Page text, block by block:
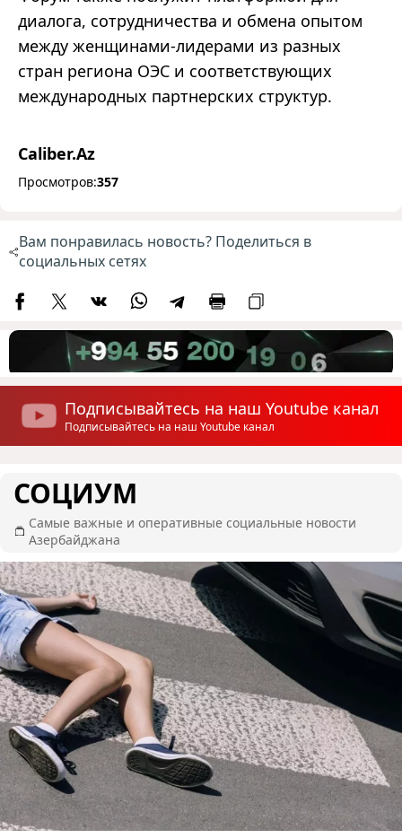
диалога, сотрудничества и обмена опытом
между женщинами-лидерами из разных
стран региона ОЭС и соответствующих
международных партнерских структур.
Caliber.Az
Просмотров:357
Вам понравилась новость? Поделиться в
социальных сетях
Подписывайтесь на наш Youtube канал
Подписывайтесь на наш Youtube канал
СОЦИУМ
Самые важные и оперативные социальные новости
Азербайджана